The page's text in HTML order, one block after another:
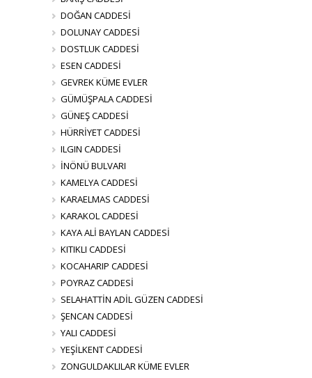
DOĞAN CADDESİ
DOLUNAY CADDESİ
DOSTLUK CADDESİ
ESEN CADDESİ
GEVREK KÜME EVLER
GÜMÜŞPALA CADDESİ
GÜNEŞ CADDESİ
HÜRRİYET CADDESİ
ILGIN CADDESİ
İNÖNÜ BULVARI
KAMELYA CADDESİ
KARAELMAS CADDESİ
KARAKOL CADDESİ
KAYA ALİ BAYLAN CADDESİ
KITIKLI CADDESİ
KOCAHARIP CADDESİ
POYRAZ CADDESİ
SELAHATTİN ADİL GÜZEN CADDESİ
ŞENCAN CADDESİ
YALI CADDESİ
YEŞİLKENT CADDESİ
ZONGULDAKLILAR KÜME EVLER